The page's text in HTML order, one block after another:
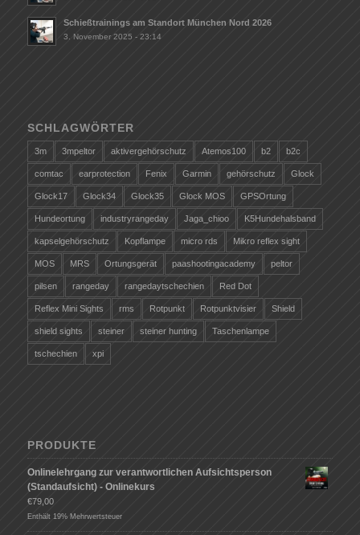
Schießtrainings am Standort München Nord 2026
3. November 2025 - 23:14
SCHLAGWÖRTER
3m 3mpeltor aktivergehörschutz Atemos100 b2 b2c
comtac earprotection Fenix Garmin gehörschutz Glock
Glock17 Glock34 Glock35 Glock MOS GPSOrtung
Hundeortung industryrangeday Jaga_chioo K5Hundehalsband
kapselgehörschutz Kopflampe micro rds Mikro reflex sight
MOS MRS Ortungsgerät paashootingacademy peltor
pilsen rangeday rangedaytschechien Red Dot
Reflex Mini Sights rms Rotpunkt Rotpunktvisier Shield
shield sights steiner steiner hunting Taschenlampe
tschechien xpi
PRODUKTE
Onlinelehrgang zur verantwortlichen Aufsichtsperson
(Standaufsicht) - Onlinekurs
€79,00
Enthält 19% Mehrwertsteuer